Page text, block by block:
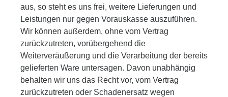
aus, so steht es uns frei, weitere Lieferungen und
Leistungen nur gegen Vorauskasse auszuführen.
Wir können außerdem, ohne vom Vertrag
zurückzutreten, vorübergehend die
Weiterveräußerung und die Verarbeitung der bereits
gelieferten Ware untersagen. Davon unabhängig
behalten wir uns das Recht vor, vom Vertrag
zurückzutreten oder Schadenersatz wegen